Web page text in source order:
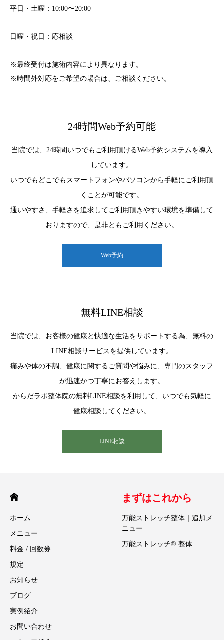
平日・土曜：10:00〜20:00
日曜・祝日：応相談
※最終受付は施術内容により異なります。
※時間外対応をご希望の場合は、ご相談ください。
24時間Web予約可能
当院では、24時間いつでもご利用頂けるWeb予約システムを導入
しています。
いつでもどこでもスマートフォンやパソコンから手軽にご利用頂
くことが可能です。
通いやすさ、手軽さを追求してご利用頂きやすい環境を準備して
おりますので、是非ともご利用ください。
Web予約
無料LINE相談
当院では、お客様の健康と快適な生活をサポートする為、無料の
LINE相談サービスを提供しています。
痛みや体の不調、健康に関するご質問や悩みに、専門のスタッフ
が迅速かつ丁寧にお答えします。
からだラボ整体院の無料LINE相談を利用して、いつでも気軽に
健康相談してください。
LINE相談
ホーム
メニュー
料金 / 回数券
規定
お知らせ
ブログ
実例紹介
お問い合わせ
まずはこれから
万能ストレッチ整体｜追加メ
ニュー
万能ストレッチ® 整体